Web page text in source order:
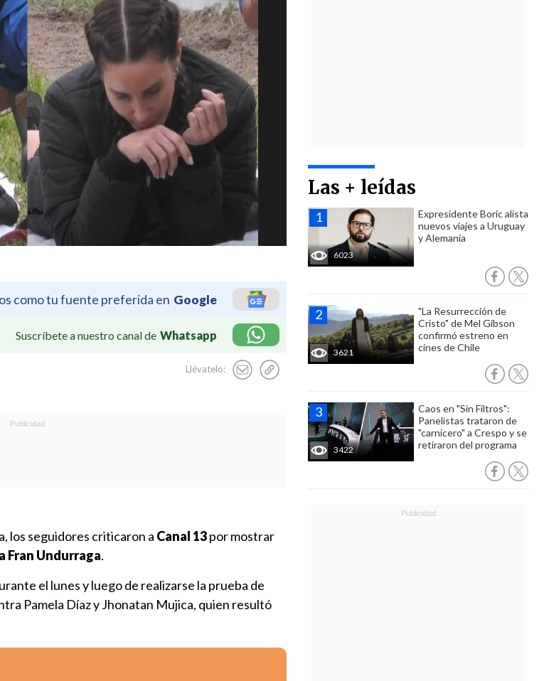
como tu fuente preferida en Google
Suscríbete a nuestro canal de Whatsapp
Llévatelo:
Las + leídas
6023
Expresidente Boric alista
nuevos viajes a Uruguay
y Alemania
3621
"La Resurrección de
Cristo" de Mel Gibson
confirmó estreno en
cines de Chile
3422
Caos en "Sin Filtros":
Panelistas trataron de
"carnicero" a Crespo y se
retiraron del programa
los seguidores criticaron a Canal 13por mostrar
Fran Undurraga.
el lunes y luego de realizarse la prueba de
Pamela Díaz y Jhonatan Mujica, quien resultó